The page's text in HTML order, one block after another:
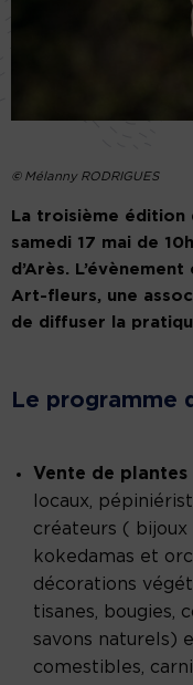
©Mélanny RODRIGUES
La troisième édition
samedi 17 mai de
d’Arès.
Art-fleurs, une
de diffuser la
Le programme
Vente de
locaux,
créateurs ( bijoux
kokedamas et
décorations
tisanes, bougies,
savons naturels)
comestibles,